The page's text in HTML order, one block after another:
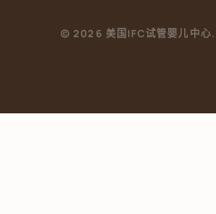
© 2026 美国IFC试管婴儿中心.